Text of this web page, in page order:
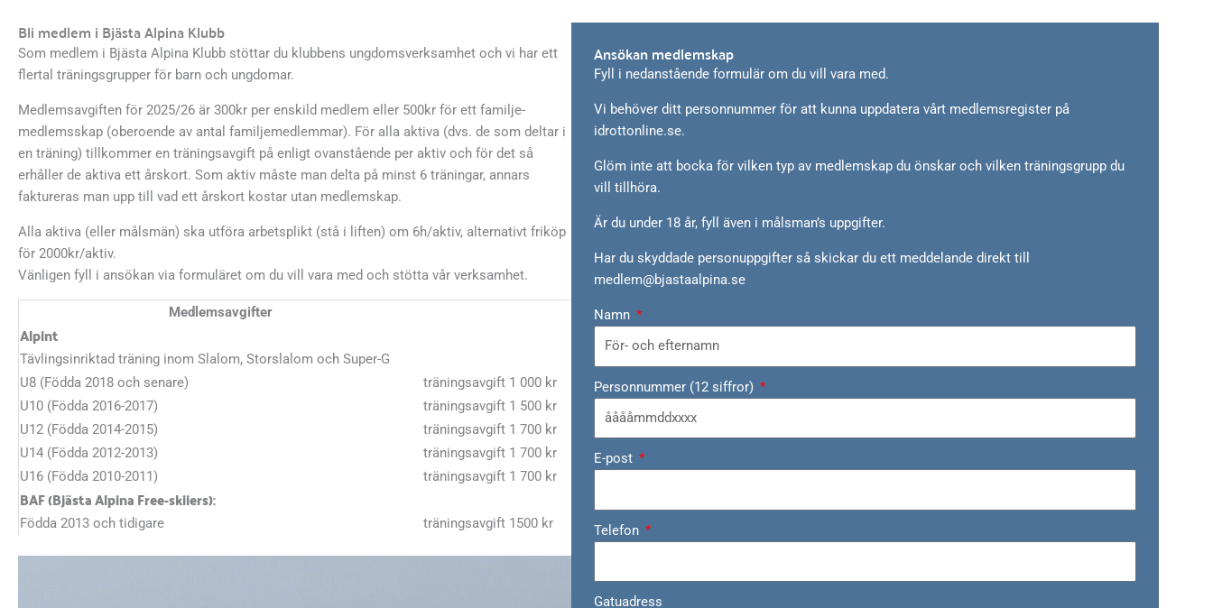
Bli medlem i Bjästa Alpina Klubb
Som medlem i Bjästa Alpina Klubb stöttar du klubbens ungdomsverksamhet och vi har ett
flertal träningsgrupper för barn och ungdomar.
Medlemsavgiften för 2025/26 är 300kr per enskild medlem eller 500kr för ett familje­
medlemsskap (oberoende av antal familjemedlemmar). För alla aktiva (dvs. de som deltar i
en träning) tillkommer en träningsavgift på enligt ovanstående per aktiv och för det så
erhåller de aktiva ett årskort. Som aktiv måste man delta på minst 6 träningar, annars
faktureras man upp till vad ett årskort kostar utan medlemskap.
Alla aktiva (eller målsmän) ska utföra arbetsplikt (stå i liften) om 6h/aktiv, alternativt friköp
för 2000kr/aktiv.
Vänligen fyll i ansökan via formuläret om du vill vara med och stötta vår verksamhet.
Medlemsavgifter
Alpint
Tävlingsinriktad träning inom Slalom, Storslalom och Super-G
U8 (Födda 2018 och senare)
träningsavgift 1 000 kr
U10 (Födda 2016-2017)
träningsavgift 1 500 kr
U12 (Födda 2014-2015)
träningsavgift 1 700 kr
U14 (Födda 2012-2013)
träningsavgift 1 700 kr
U16 (Födda 2010-2011)
träningsavgift 1 700 kr
BAF (Bjästa Alpina Free-skiiers):
Födda 2013 och tidigare träningsavgift 1500 kr
Ansökan medlemskap
Fyll i nedanstående formulär om du vill vara med.
Vi behöver ditt personnummer för att kunna uppdatera vårt medlemsregister på
idrottonline.se.
Glöm inte att bocka för vilken typ av medlemskap du önskar och vilken träningsgrupp du
vill tillhöra.
Är du under 18 år, fyll även i målsman’s uppgifter.
Har du skyddade personuppgifter så skickar du ett meddelande direkt till
medlem@bjastaalpina.se
Namn
Personnummer (12 siffror)
E-post
Telefon
Gatuadress